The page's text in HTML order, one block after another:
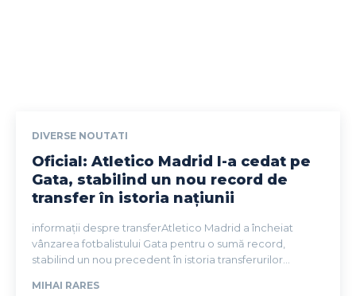
DIVERSE NOUTATI
Oficial: Atletico Madrid l-a cedat pe
Gata, stabilind un nou record de
transfer în istoria națiunii
informații despre transferAtletico Madrid a încheiat
vânzarea fotbalistului Gata pentru o sumă record,
stabilind un nou precedent în istoria transferurilor...
MIHAI RARES